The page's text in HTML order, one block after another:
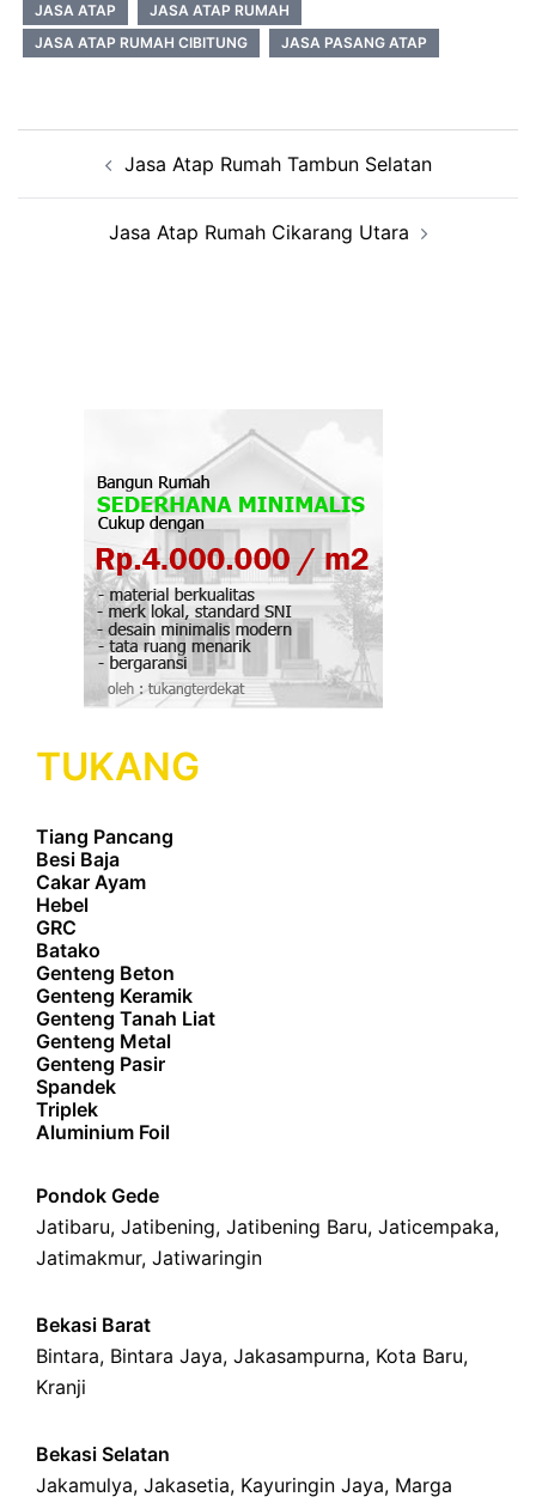
JASA ATAP
JASA ATAP RUMAH
JASA ATAP RUMAH CIBITUNG
JASA PASANG ATAP
navigationJasa Atap Rumah Tambun Selatan
Jasa Atap Rumah Cikarang Utara
TUKANG
Tiang Pancang
Besi Baja
Cakar Ayam
Hebel
GRC
Batako
Genteng Beton
Genteng Keramik
Genteng Tanah Liat
Genteng Metal
Genteng Pasir
Spandek
Triplek
Aluminium Foil
Pondok Gede
Jatibaru, Jatibening, Jatibening Baru, Jaticempaka,
Jatimakmur, Jatiwaringin
Bekasi Barat
Bintara, Bintara Jaya, Jakasampurna, Kota Baru,
Kranji
Bekasi Selatan
Jakamulya, Jakasetia, Kayuringin Jaya, Marga